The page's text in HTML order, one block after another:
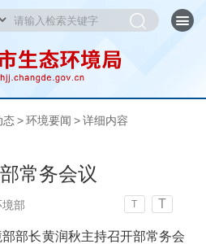
态 > 环境要闻 > 详细内容
常务会议
部 T T
部长黄润秋主持召开部常务会